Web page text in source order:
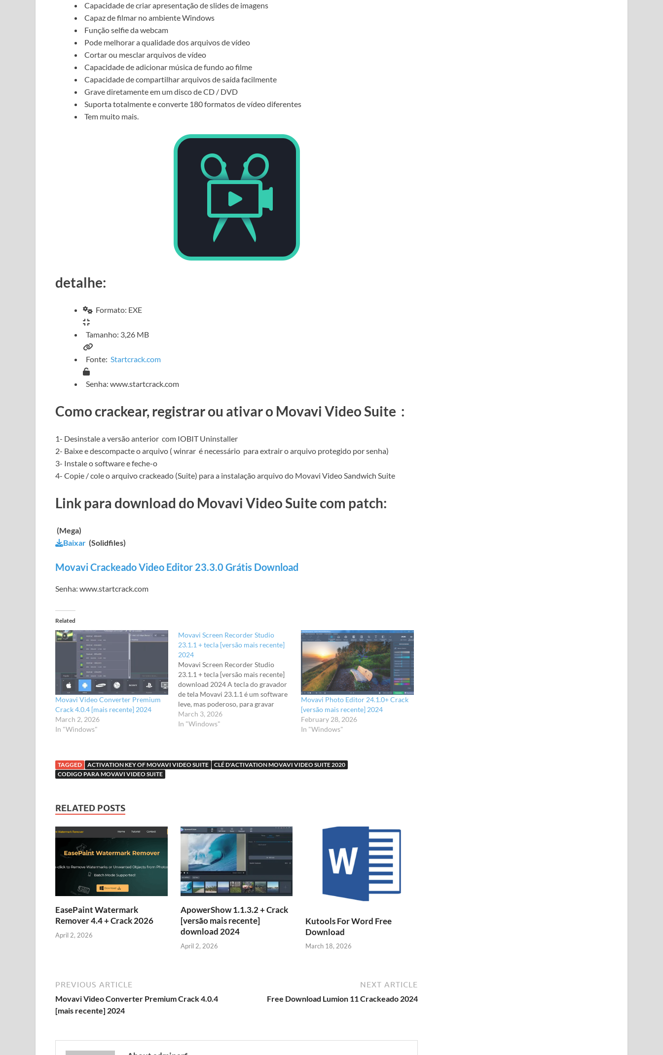
Capacidade de criar apresentação de slides de imagens
Capaz de filmar no ambiente Windows
Função selfie da webcam
Pode melhorar a qualidade dos arquivos de vídeo
Cortar ou mesclar arquivos de vídeo
Capacidade de adicionar música de fundo ao filme
Capacidade de compartilhar arquivos de saída facilmente
Grave diretamente em um disco de CD / DVD
Suporta totalmente e converte 180 formatos de vídeo diferentes
Tem muito mais.
detalhe:
Formato: EXE
Tamanho: 3,26 MB
Fonte: Startcrack.com
Senha: www.startcrack.com
Como crackear, registrar ou ativar o Movavi Video Suite :
1- Desinstale aversão anterior com IOBIT Uninstaller
2- Baixe e descompacte o arquivo ( winrar é necessário para extrair o arquivo protegido por senha)
3- Instale o software e feche-o
4- Copie / cole o arquivo crackeado (Suite) para a instalação arquivo do Movavi Video Sandwich Suite
Link para download do Movavi Video Suite com patch:
(Mega)
Baixar (Solidfiles)
Movavi Crackeado Video Editor 23.3.0 Grátis Download
Senha: www.startcrack.com
Related
Movavi Video Converter Premium
Crack 4.0.4 [mais recente] 2024
March 2, 2026
In "Windows"
Movavi Screen Recorder Studio
23.1.1 + tecla [versão mais recente]
2024
Movavi Screen Recorder Studio
23.1.1 + tecla [versão mais recente]
download 2024 A tecla do gravador
de tela Movavi 23.1.1 é um software
leve, mas poderoso, para gravar
atividades na tela. O gravador de tela
Movavi pode ajudá-lo a gravar
March 3, 2026
In "Windows"
Movavi Photo Editor 24.1.0+ Crack
[versão mais recente] 2024
February 28, 2026
In "Windows"
TAGGED ACTIVATION KEY OF MOVAVI VIDEO SUITE
CLÉ D'ACTIVATION MOVAVI VIDEO SUITE 2020
CODIGO PARA MOVAVI VIDEO SUITE
RELATED POSTS
EasePaint Watermark
Remover 4.4 + Crack 2026
April 2, 2026
ApowerShow 1.1.3.2 + Crack
[versão mais recente]
download 2024
April 2, 2026
Kutools For Word Free
Download
March 18, 2026
PREVIOUS ARTICLE
Movavi Video Converter Premium Crack 4.0.4
[mais recente] 2024
NEXT ARTICLE
Free Download Lumion 11 Crackeado 2024